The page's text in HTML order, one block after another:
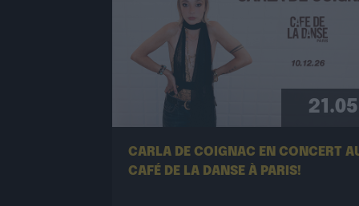
21.05
CARLA DE COIGNAC EN CONCERT
CAFÉ DE LA DANSE À PARIS!